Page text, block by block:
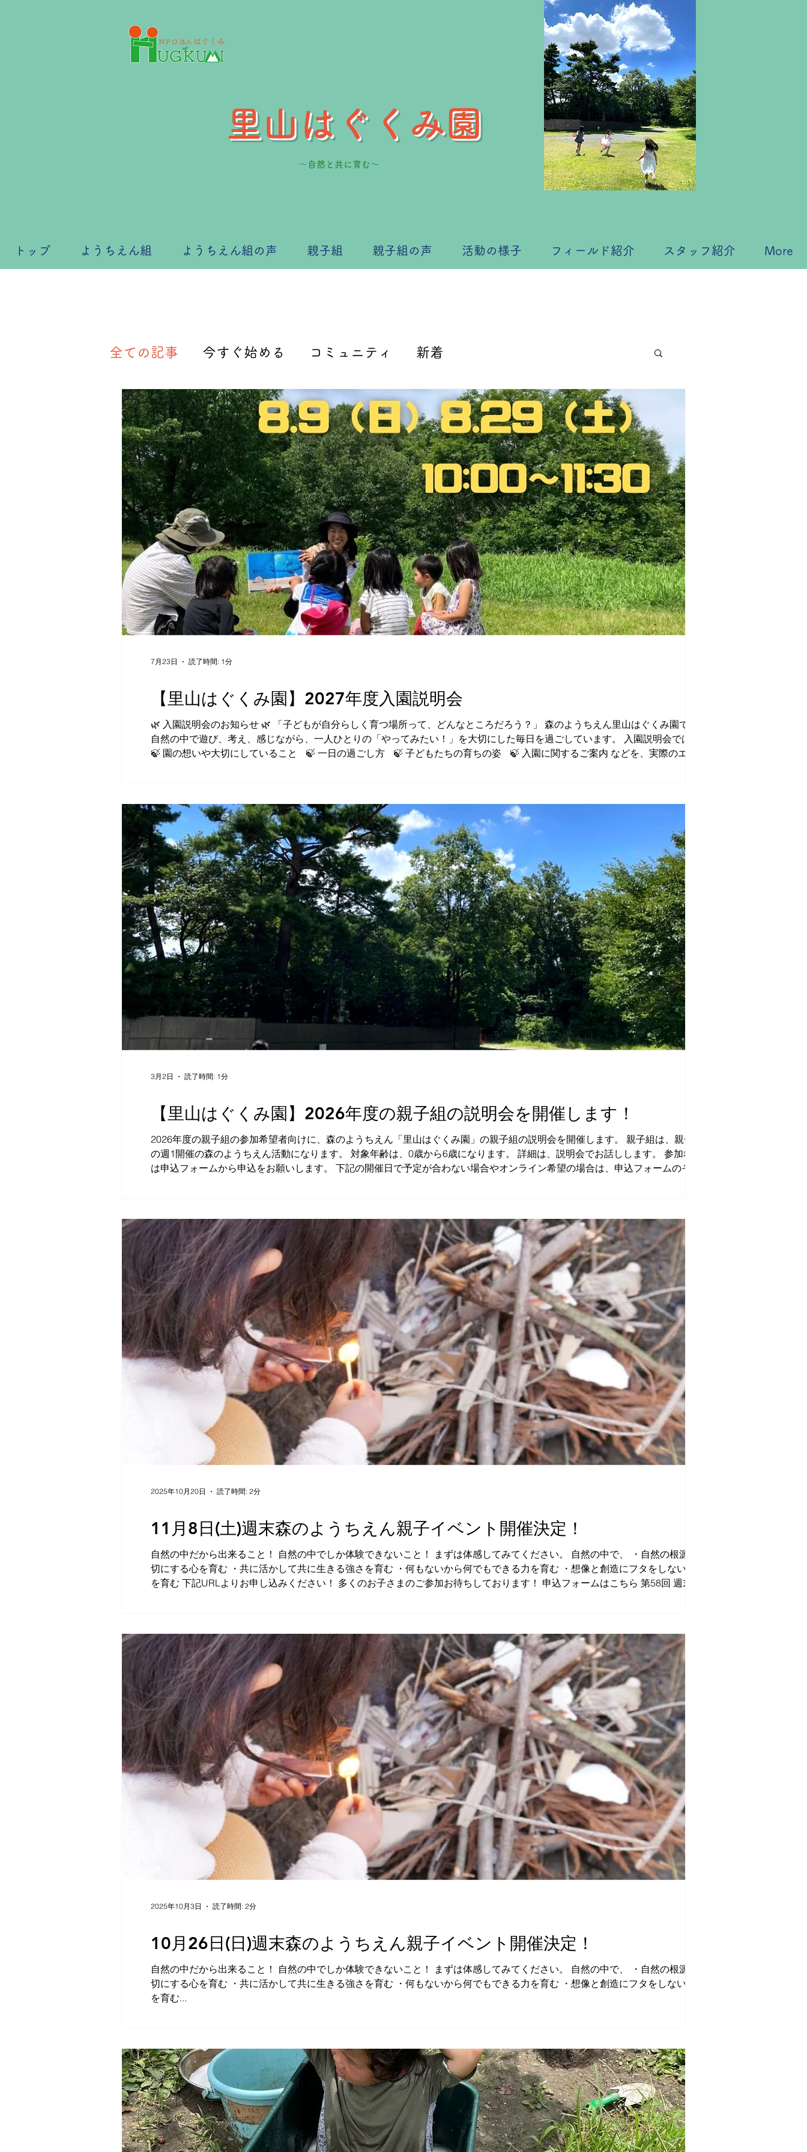
里山はぐくみ園
～自然と共に育む～
トップ ようちえん組 ようちえん組の声 親子組 親子組の声 活動の様子 フィールド紹介 スタッフ紹介 More
全ての記事 今すぐ始める コミュニティ 新着
【里山はぐくみ園】2027年度入園説明会
🌿 入園説明会のお知らせ 🌿 「子どもが自分らしく育つ場所って、どんなところだろう？」 森のようちえん里山はぐくみ園では、
自然の中で遊び、考え、感じながら、一人ひとりの「やってみたい！」を大切にした毎日を過ごしています。 入園説明会では、
🍃 園の想いや大切にしていること 🍃 一日の過ごし方 🍃 子どもたちの育ちの姿 🍃 入園に関するご案内 などを、実際のエピソ
17 郡貸家 西端 ✉️ お申し込みは ・参加される方のお名前 ・お子さま同伴の場合はお名前ご年齢 ・当
日連絡がつく電話番号...
7月23日 読了時間: 1分
【里山はぐくみ園】2026年度の親子組の説明会を開催します！
2026年度の親子組の参加希望者向けに、森のようちえん「里山はぐくみ園」の親子組の説明会を開催します。 親子組は、親子参加
の週1開催の森のようちえん活動になります。 対象年齢は、0歳から6歳になります。 詳細は、説明会でお話しします。 参加希望者
は申込フォームから申込をお願いします。 下記の開催日で予定が合わない場合やオンライン希望の場合は、申込フォームのその他
い。
3月2日 読了時間: 1分
11月8日(土)週末森のようちえん親子イベント開催決定！
自然の中だから出来ること！ 自然の中でしか体験できないこと！ まずは体感してみてください。 自然の中で、 ・自然の根源を大
切にする心を育む ・共に活かして共に生きる強さを育む ・何もないから何でもできる力を育む ・想像と創造にフタをしない智慧
を育む 下記URLよりお申し込みください！ 多くのお子さまのご参加お待ちしております！ 申込フォームはこちら 第58回 週末森の
参加ください。 日時：2025年11月8日（土）１０時～１４時 場所： 弁天園地（冥應寺 ヘリポート）
https://maps.app.goo.gl/CVKkKiGq4tCsjhJ86 ※マップを航空写真表示にすると分か
2025年10月20日 読了時間: 2分
10月26日(日)週末森のようちえん親子イベント開催決定！
自然の中だから出来ること！ 自然の中でしか体験できないこと！ まずは体感してみてください。 自然の中で、 ・自然の根源を大
切にする心を育む ・共に活かして共に生きる強さを育む ・何もないから何でもできる力を育む ・想像と創造にフタをしない智慧
を育む...
2025年10月3日 読了時間: 2分